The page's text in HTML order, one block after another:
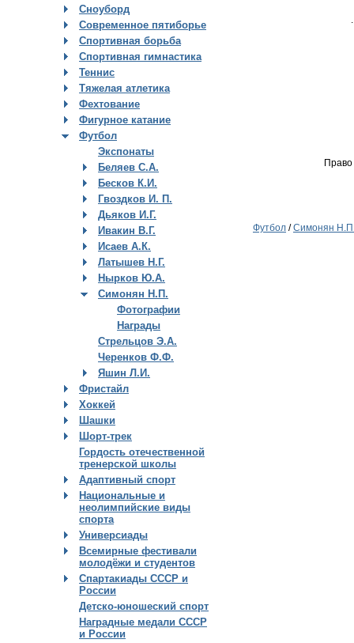
Сноуборд
Современное пятиборье
Спортивная борьба
Спортивная гимнастика
Теннис
Тяжелая атлетика
Фехтование
Фигурное катание
Футбол
Экспонаты
Беляев С.А.
Бесков К.И.
Гвоздков И. П.
Дьяков И.Г.
Ивакин В.Г.
Исаев А.К.
Латышев Н.Г.
Нырков Ю.А.
Симонян Н.П.
Фотографии
Награды
Стрельцов Э.А.
Черенков Ф.Ф.
Яшин Л.И.
Фристайл
Хоккей
Шашки
Шорт-трек
Гордость отечественной
тренерской школы
Адаптивный спорт
Национальные и
неолимпийские виды
спорта
Универсиады
Всемирные фестивали
молодёжи и студентов
Спартакиады СССР и
России
Детско-юношеский спорт
Наградные медали СССР
и России
Футбол /Симонян